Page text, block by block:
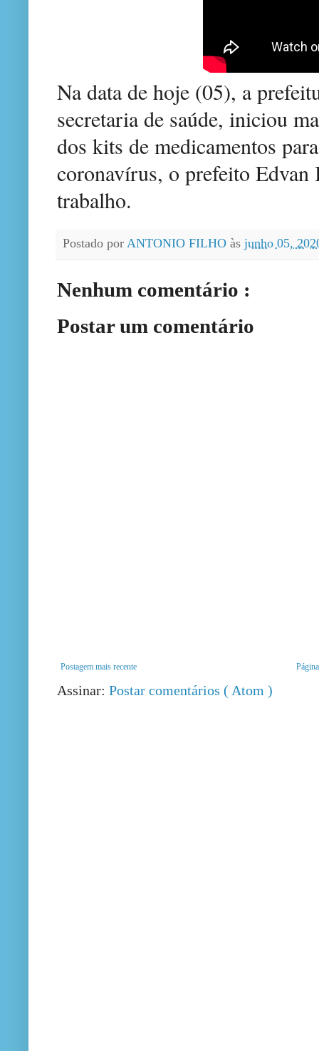
Na data de hoje (05), a
secretaria de saúde, iniciou
dos kits de medicamentos
coronavírus, o prefeito Edvan
trabalho.
Postado por ANTONIO FILHO às junho 05,
Nenhum comentário :
Postar um comentário
Postagem mais recente
Assinar: Postar comentários ( Atom )